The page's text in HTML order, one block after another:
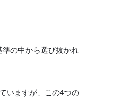
の中から選び抜かれ
いますが、この4つの